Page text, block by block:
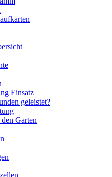
Einsatz
geleistet?
Garten